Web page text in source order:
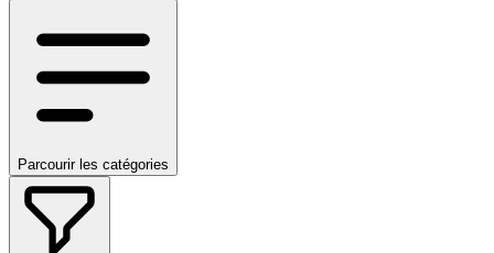
Parcourir les catégories